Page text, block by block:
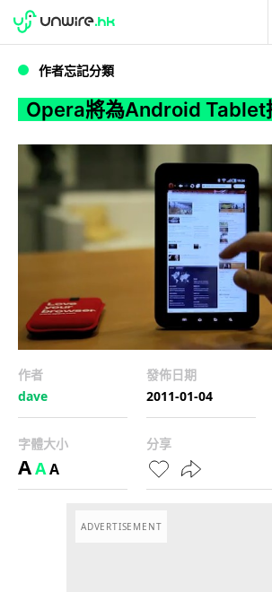
Opera將為Android Tablet
WWDC 2026
作者忘記分類
Opera將為Android Tablet
作者
dave
發佈日期
2011-01-04
字體大小
AAA
分享
ADVERTISEMENT